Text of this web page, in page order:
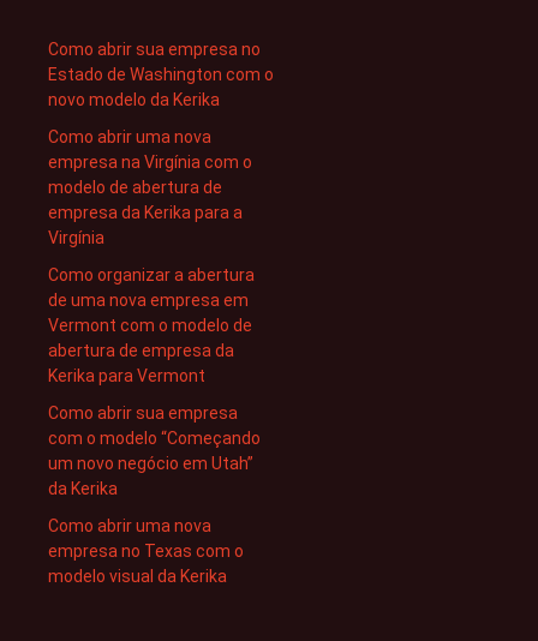
Como abrir sua empresa no
Estado de Washington com o
novo modelo da Kerika
Como abrir uma nova
empresa na Virgínia com o
modelo de abertura de
empresa da Kerika para a
Virgínia
Como organizar a abertura
de uma nova empresa em
Vermont com o modelo de
abertura de empresa da
Kerika para Vermont
Como abrir sua empresa
com o modelo “Começando
um novo negócio em Utah”
da Kerika
Como abrir uma nova
empresa no Texas com o
modelo visual da Kerika